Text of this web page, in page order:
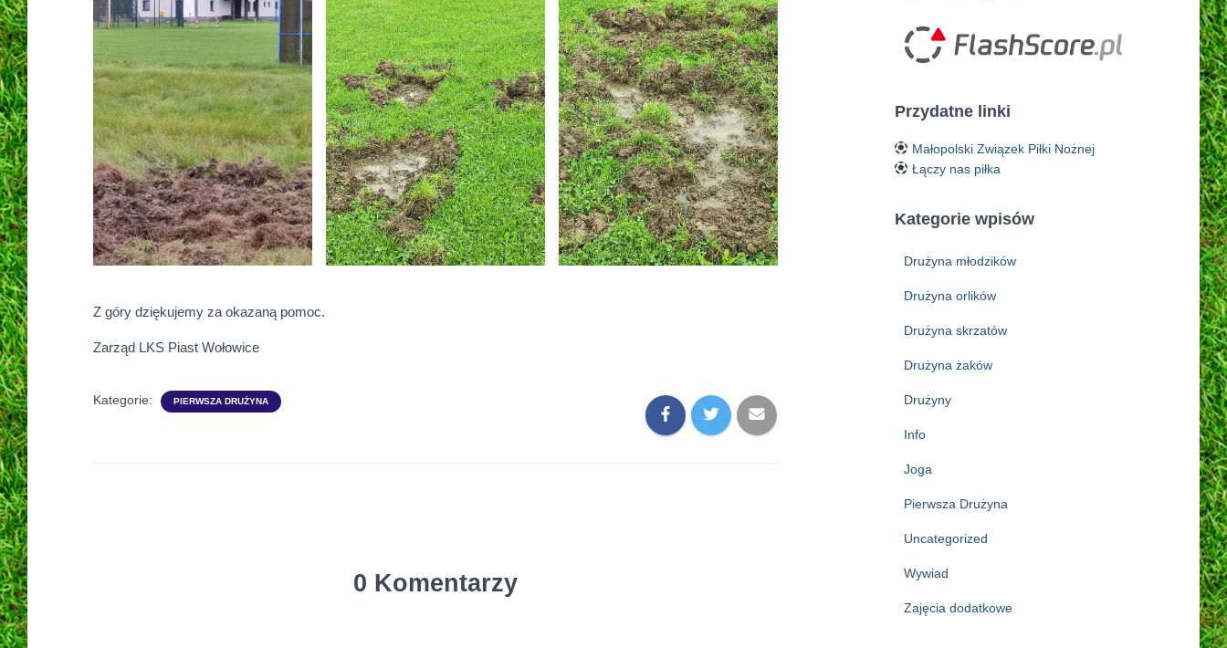
Z góry dziękujemy za okazaną pomoc.
Zarząd LKS Piast Wołowice
Kategorie: PIERWSZA DRUŻYNA
0 Komentarzy
Przydatne linki
Małopolski Związek Piłki Nożnej
Łączy nas piłka
Kategorie wpisów
Drużyna młodzików
Drużyna orlików
Drużyna skrzatów
Drużyna żaków
Drużyny
Info
Joga
Pierwsza Drużyna
Uncategorized
Wywiad
Zajęcia dodatkowe